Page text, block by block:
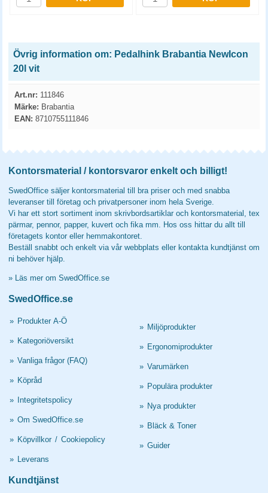
Övrig information om: Pedalhink Brabantia NewIcon
20l vit
Art.nr: 111846
Märke: Brabantia
EAN: 8710755111846
Kontorsmaterial / kontorsvaror enkelt och billigt!
SwedOffice säljer kontorsmaterial till bra priser och med snabba
leveranser till företag och privatpersoner inom hela Sverige.
Vi har ett stort sortiment inom skrivbordsartiklar och kontorsmaterial, tex
pärmar, pennor, papper, kuvert och fika mm. Hos oss hittar du allt till
företagets kontor eller hemmakontoret.
Beställ snabbt och enkelt via vår webbplats eller kontakta kundtjänst om
ni behöver hjälp.
» Läs mer om SwedOffice.se
SwedOffice.se
» Produkter A-Ö
» Kategoriöversikt
» Vanliga frågor (FAQ)
» Köpråd
» Integritetspolicy
» Om SwedOffice.se
» Köpvillkor / Cookiepolicy
» Leverans
» Miljöprodukter
» Ergonomiprodukter
» Varumärken
» Populära produkter
» Nya produkter
» Bläck & Toner
» Guider
Kundtjänst